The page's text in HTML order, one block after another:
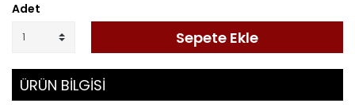
Adet
Sepete Ekle
ÜRÜN BİLGİSİ